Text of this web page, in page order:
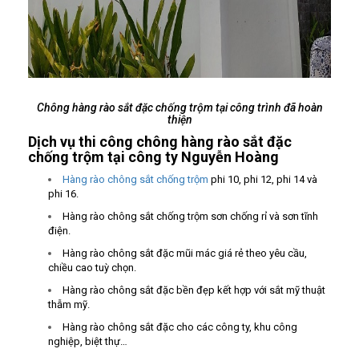
Chông hàng rào sắt đặc chống trộm tại công trình đã hoàn
thiện
Dịch vụ thi công chông hàng rào sắt đặc
chống trộm tại công ty Nguyễn Hoàng
Hàng rào chông sắt chống trộm phi 10, phi 12, phi 14 và
phi 16.
Hàng rào chông sắt chống trộm sơn chống rỉ và sơn tĩnh
điện.
Hàng rào chông sắt đặc mũi mác giá rẻ theo yêu cầu,
chiều cao tuỳ chọn.
Hàng rào chông sắt đặc bền đẹp kết hợp với sắt mỹ thuật
thẫm mỹ.
Hàng rào chông sắt đặc cho các công ty, khu công
nghiệp, biệt thự…